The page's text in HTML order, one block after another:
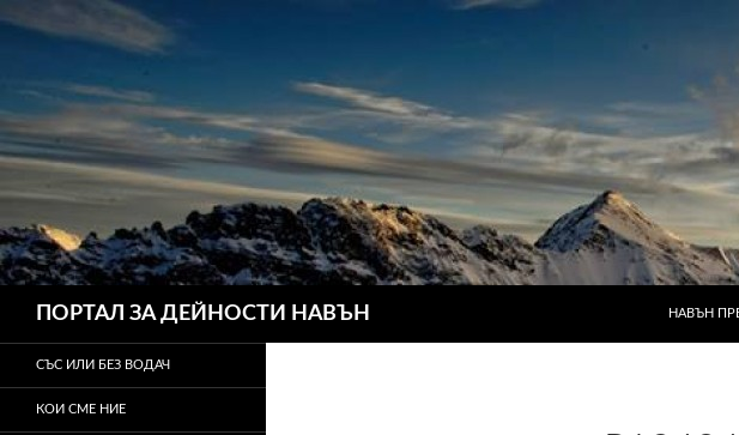
ПОРТАЛ ЗА ДЕЙНОСТИ НАВЪН
НАВЪН
СЪС ИЛИ БЕЗ ВОДАЧ
КОИ СМЕ НИЕ